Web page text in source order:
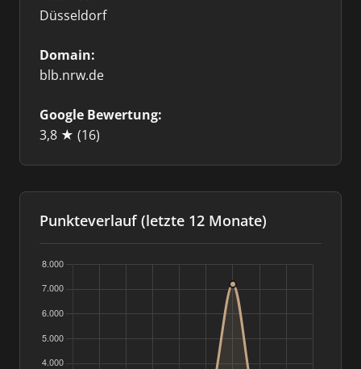
Düsseldorf
Domain:
blb.nrw.de
Google Bewertung:
3,8 ★ (16)
Punkteverlauf (letzte 12 Monate)